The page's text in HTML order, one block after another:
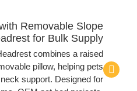
Removable Slope
for Bulk Supply
combines a raised
pillow, helping pets
support. Designed for